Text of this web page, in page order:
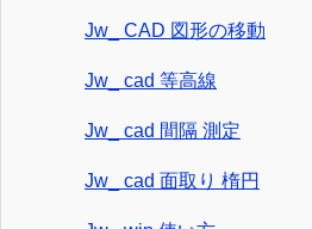
Jw_ CAD 図形の移動
Jw_ cad 等高線
Jw_ cad 間隔 測定
Jw_ cad 面取り 楕円